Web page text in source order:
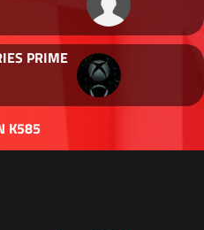
PRIME
K585